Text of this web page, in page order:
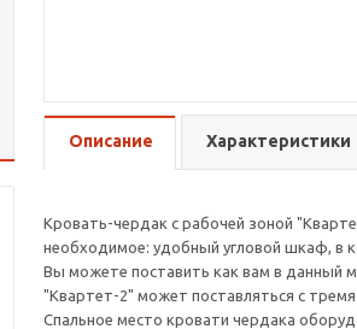
Описание Характеристики
Кровать-чердак с рабочей зоной
необходимое: удобный угловой шкаф, в
Вы можете поставить как вам в данный
"Квартет-2" может поставляться с
Спальное место кровати чердака